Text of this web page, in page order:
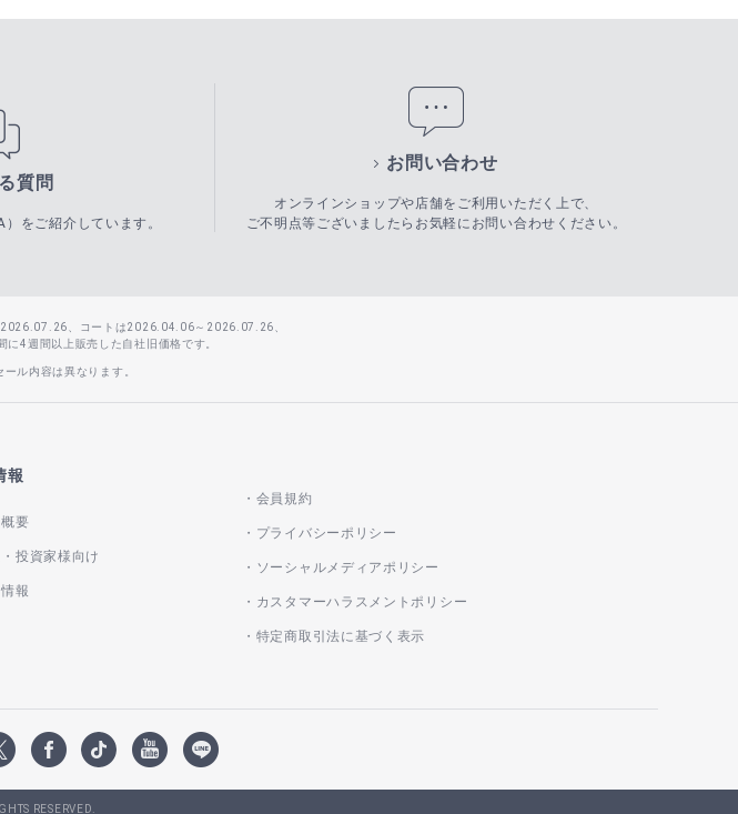
質問
をご紹介しています。
お問い合わせ
オンラインショップや店舗をご利用いただく上で、
ご不明点等ございましたらお気軽にお問い合わせください。
、コートは2026.04.06～2026.07.26、
4週間以上販売した自社旧価格です。
ル内容は異なります。
報
要
投資家様向け
報
会員規約
プライバシーポリシー
ソーシャルメディアポリシー
カスタマーハラスメントポリシー
特定商取引法に基づく表示
RESERVED.